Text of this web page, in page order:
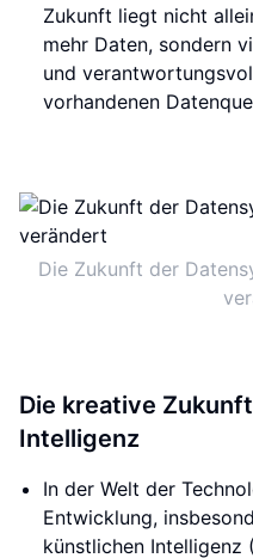
Zukunft liegt nicht
mehr Daten, sondern
und
vorhandenen
Die Zukunft der
Die kreative
Intelligenz
In der Welt der
Entwicklung,
künstlichen Intelligenz